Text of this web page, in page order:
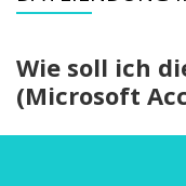
Wie soll ich
(Microsoft